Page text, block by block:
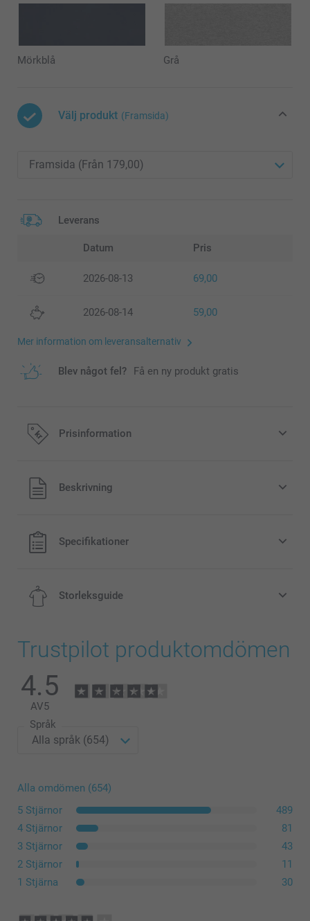
Mörkblå Grå
Välj produkt (Framsida)
Leverans
Datum Pris
2026-08-13 69,00
2026-08-14 59,00
Mer information om leveransalternativ
Blev något fel? Få en ny produkt gratis
Prisinformation
Alla priser är i svenska kronor (SEK), inklusive moms och
exklusive porto.
Beskrivning
Specifikationer
Stryka
Kemtvätt
Storleksguide
45,5 cm
Trustpilot produktomdömen
4.5
AV5
Språk
Alla omdömen (654)
5 Stjärnor
489
4 Stjärnor
81
3 Stjärnor
43
2 Stjärnor
11
1 Stjärna
30